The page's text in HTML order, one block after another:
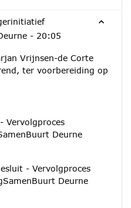
- 20:05
Vrijnsen-de Corte
ter voorbereiding op
Vervolgproces
Deurne
- Vervolgproces
Deurne